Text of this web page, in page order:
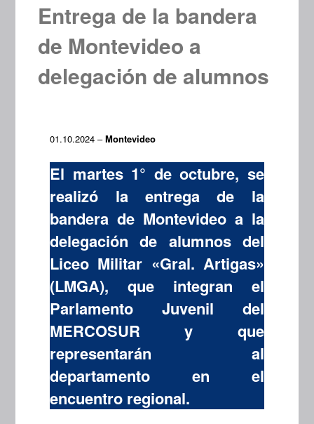
Entrega de la bandera
de Montevideo a
delegación de alumnos
01.10.2024 –Montevideo
El martes 1° de octubre, se
realizó la entrega de la
bandera de Montevideo a la
delegación de alumnos del
Liceo Militar «Gral. Artigas»
(LMGA), que integran el
Parlamento Juvenil del
MERCOSUR y que
representarán al
departamento en el
encuentro regional.